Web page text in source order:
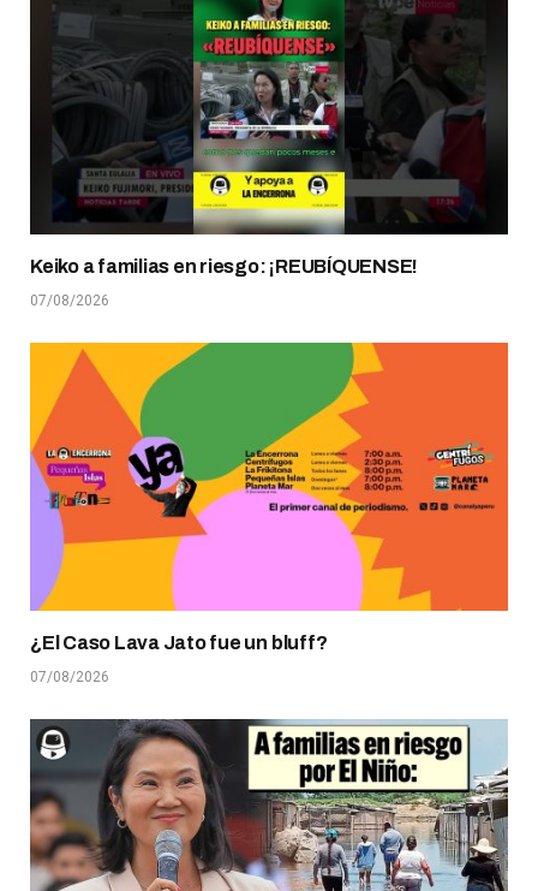
Keiko a familias en riesgo: ¡REUBÍQUENSE!
07/08/2026
¿El Caso Lava Jato fue un bluff?
07/08/2026